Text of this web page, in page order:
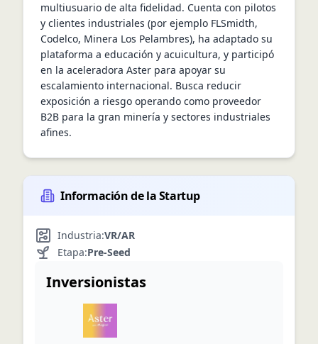
multiusuario de alta fidelidad. Cuenta con pilotos
y clientes industriales (por ejemplo FLSmidth,
Codelco, Minera Los Pelambres), ha adaptado su
plataforma a educación y acuicultura, y participó
en la aceleradora Aster para apoyar su
escalamiento internacional. Busca reducir
exposición a riesgo operando como proveedor
B2B para la gran minería y sectores industriales
afines.
Información de la Startup
Industria:VR/AR
Etapa:Pre-Seed
Inversionistas